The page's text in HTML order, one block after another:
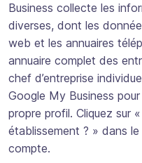
Business collecte les
diverses, dont les
web et les annuaires
annuaire complet des
chef d’entreprise
Google My Business
propre profil. Cliquez sur
établissement ? » dans
compte.